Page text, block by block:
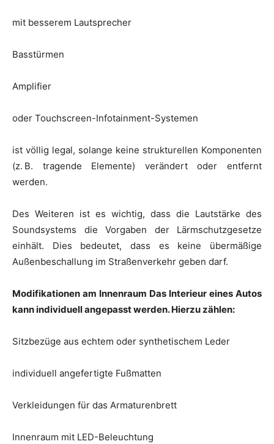
mit besserem Lautsprecher
Basstürmen
Amplifier
oder Touchscreen-Infotainment-Systemen
ist völlig legal, solange keine strukturellen Komponenten
(z. B. tragende Elemente) verändert oder entfernt
werden.
Des Weiteren ist es wichtig, dass die Lautstärke des
Soundsystems die Vorgaben der Lärmschutzgesetze
einhält. Dies bedeutet, dass es keine übermäßige
Außenbeschallung im Straßenverkehr geben darf.
Modifikationen am Innenraum Das Interieur eines Autos
kann individuell angepasst werden. Hierzu zählen:
Sitzbezüge aus echtem oder synthetischem Leder
individuell angefertigte Fußmatten
Verkleidungen für das Armaturenbrett
Innenraum mit LED-Beleuchtung